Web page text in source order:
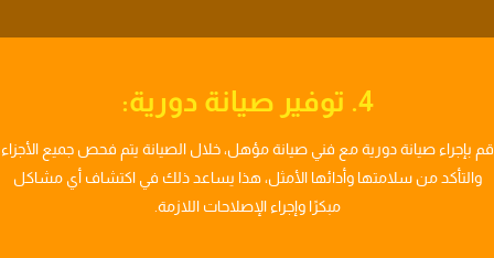
4. توفير صيانة دورية:
قم بإجراء صيانة دورية مع فني صيانة مؤهل، خلال الصيانة يتم فحص جميع الأجزاء
والتأكد من سلامتها وأدائها الأمثل، هذا يساعد ذلك في اكتشاف أي مشاكل
مبكرًا وإجراء الإصلاحات اللازمة.